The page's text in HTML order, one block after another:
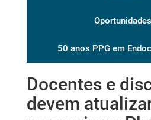
Oportunidades
50 anos PPG em
Docentes e
devem